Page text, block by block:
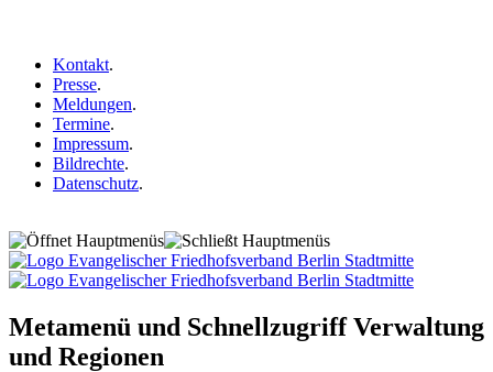
Kontakt.
Presse.
Meldungen.
Termine.
Impressum.
Bildrechte.
Datenschutz.
Metamenü und Schnellzugriff Verwaltung
und Regionen